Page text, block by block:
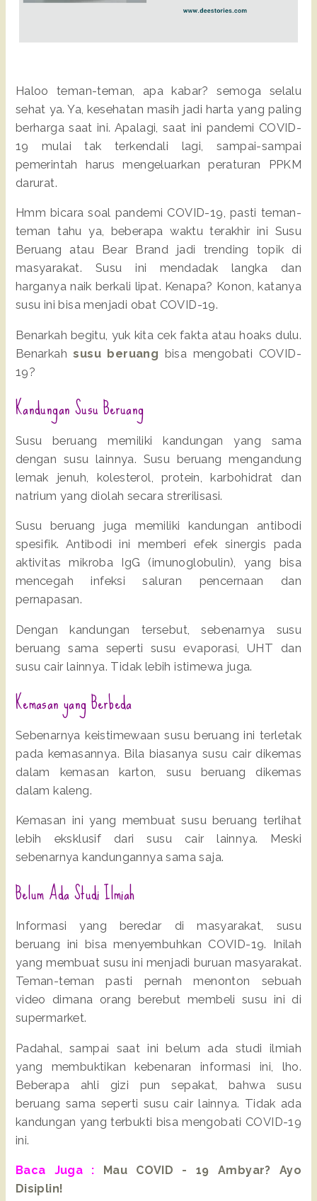
Haloo teman-teman, apa kabar? semoga selalu
sehat ya. Ya, kesehatan masih jadi harta yang paling
berharga saat ini. Apalagi, saat ini pandemi COVID-
19 mulai tak terkendali lagi, sampai-sampai
pemerintah harus mengeluarkan peraturan PPKM
darurat.
Hmm bicara soal pandemi COVID-19, pasti teman-
teman tahu ya, beberapa waktu terakhir ini Susu
Beruang atau Bear Brand jadi trending topik di
masyarakat. Susu ini mendadak langka dan
harganya naik berkali lipat. Kenapa? Konon, katanya
susu ini bisa menjadi obat COVID-19.
Benarkah begitu, yuk kita cek fakta atau hoaks dulu.
Benarkahsusu beruang bisa mengobati COVID-
19?
Kandungan Susu Beruang
Susu beruang memiliki kandungan yang sama
dengan susu lainnya. Susu beruang mengandung
lemak jenuh, kolesterol, protein, karbohidrat dan
natrium yang diolah secara strerilisasi.
Susu beruang juga memiliki kandungan antibodi
spesifik. Antibodi ini memberi efek sinergis pada
aktivitas mikroba IgG (imunoglobulin), yang bisa
mencegah infeksi saluran pencernaan dan
pernapasan.
Dengan kandungan tersebut, sebenarnya susu
beruang sama seperti susu evaporasi, UHT dan
susu cair lainnya. Tidak lebih istimewa juga.
Kemasan yang Berbeda
Sebenarnya keistimewaan susu beruang ini terletak
pada kemasannya. Bila biasanya susu cair dikemas
dalam kemasan karton, susu beruang dikemas
dalam kaleng.
Kemasan ini yang membuat susu beruang terlihat
lebih eksklusif dari susu cair lainnya. Meski
sebenarnya kandungannya sama saja.
Belum Ada Studi Ilmiah
Informasi yang beredar di masyarakat, susu
beruang ini bisa menyembuhkan COVID-19. Inilah
yang membuat susu ini menjadi buruan masyarakat.
Teman-teman pasti pernah menonton sebuah
video dimana orang berebut membeli susu ini di
supermarket.
Padahal, sampai saat ini belum ada studi ilmiah
yang membuktikan kebenaran informasi ini, lho.
Beberapa ahli gizi pun sepakat, bahwa susu
beruang sama seperti susu cair lainnya. Tidak ada
kandungan yang terbukti bisa mengobati COVID-19
ini.
Baca Juga :
Mau COVID - 19 Ambyar? Ayo
Disiplin!